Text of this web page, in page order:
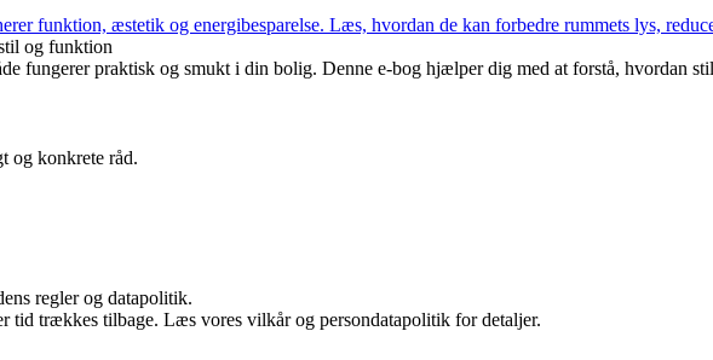
funktion, æstetik og energibesparelse. Læs, hvordan de kan forbedre rummets lys,
og funktion
fungerer praktisk og smukt i din bolig. Denne e-bog hjælper dig med at forstå, hvordan
og konkrete råd.
regler og datapolitik.
tid trækkes tilbage. Læs vores vilkår og persondatapolitik for detaljer.